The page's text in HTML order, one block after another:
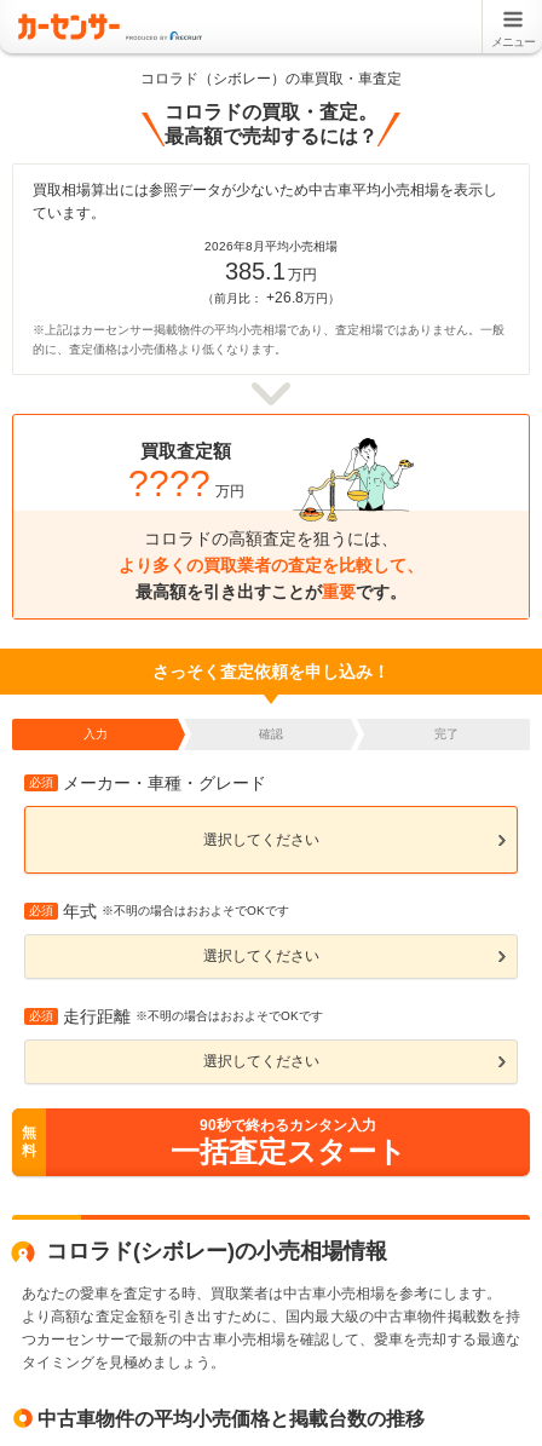
メニュー
コロラド（シボレー）の車買取・車査定
コロラドの買取・査定。
最高額で売却するには？
買取相場算出には参照データが少ないため中古車平均小売相場を表示し
ています。
2026年8月平均小売相場
385.1 万円
（前月比： +26.8万円）
※上記はカーセンサー掲載物件の平均小売相場であり、査定相場ではありません。一般
的に、査定価格は小売価格より低くなります。
買取査定額
???? 万円
コロラドの高額査定を狙うには、
より多くの買取業者の査定を比較して、
最高額を引き出すことが重要です。
さっそく査定依頼を申し込み！
入力 確認 完了
必須 メーカー・車種・グレード
選択してください
必須 年式 ※不明の場合はおおよそでOKです
選択してください
必須 走行距離 ※不明の場合はおおよそでOKです
選択してください
無
料
90秒で終わるカンタン入力
一括査定スタート
コロラド(シボレー)の小売相場情報
あなたの愛車を査定する時、買取業者は中古車小売相場を参考にします。
より高額な査定金額を引き出すために、国内最大級の中古車物件掲載数を持
つカーセンサーで最新の中古車小売相場を確認して、愛車を売却する最適な
タイミングを見極めましょう。
中古車物件の平均小売価格と掲載台数の推移